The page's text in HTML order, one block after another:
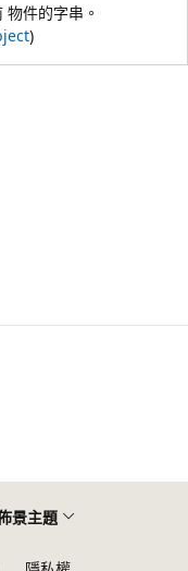
件的字串。
)
景主題